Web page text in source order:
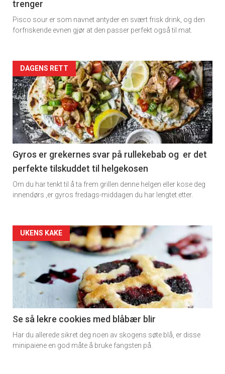
trenger
Pisco sour er som navnet antyder en svært frisk drink, og den
forfriskende evnen gjør at den passer perfekt også til mat.
Artikler
detail
-
section
11
Dagens
rett
DAGENS RETT
Gyros er grekernes svar på rullekebab og er det
perfekte tilskuddet til helgekosen
Om du har tenkt til å ta frem grillen denne helgen eller kose deg
innendørs ,er gyros fredags-middagen du har lengtet etter.
Artikler
detail
-
section
11
Dagens
UKENS KAKE
Se så lekre cookies med blåbær blir
Har du allerede sikret deg noen av skogens søte blå, er disse
minipaiene en god måte å bruke fangsten på.